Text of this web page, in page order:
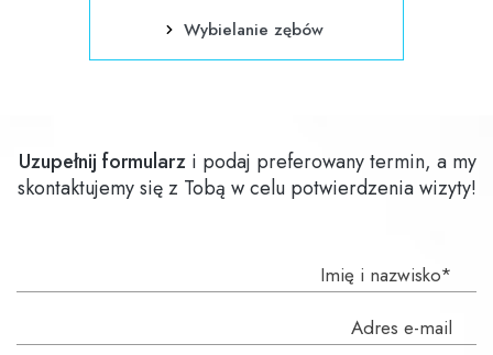
Wybielanie zębów
Uzupełnij formularz i podaj preferowany termin, a my
skontaktujemy się z Tobą w celu potwierdzenia wizyty!